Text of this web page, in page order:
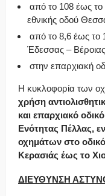
από το 108 έως το
εθνικής οδού
από το 8,6 έως το
Έδεσσας –
στην επαρχιακή
Η κυκλοφορία των
χρήση
και επαρχιακό
Ενότητας Πέλλας,
οχημάτων στο
Κερασιάς έως το
ΔΙΕΥΘΥΝΣΗ